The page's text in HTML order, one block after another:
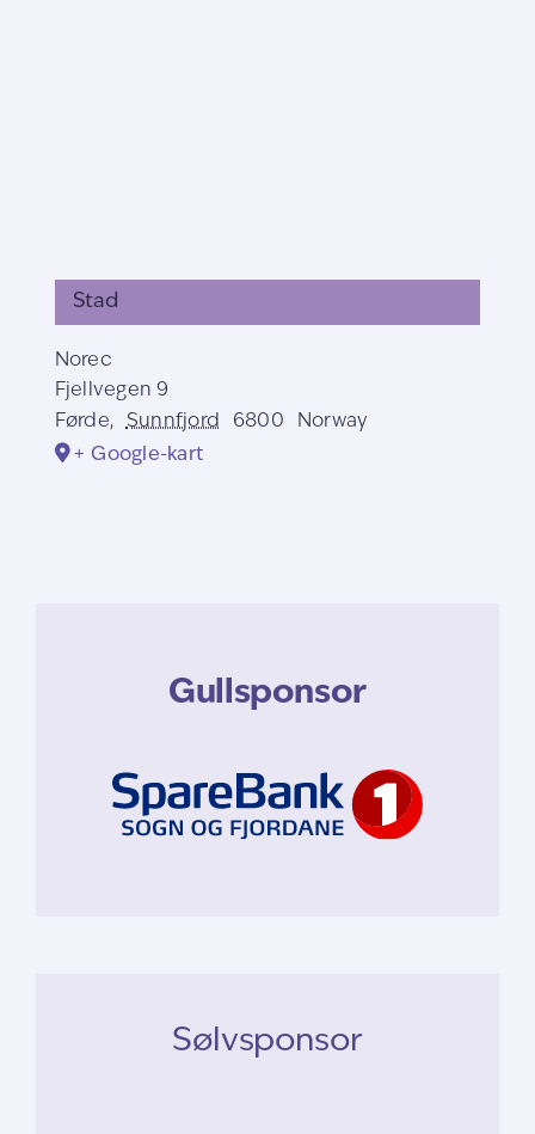
Stad
Norec
Fjellvegen 9
Førde, Sunnfjord 6800
Norway
+ Google-kart
Gullsponsor
Sølvsponsor